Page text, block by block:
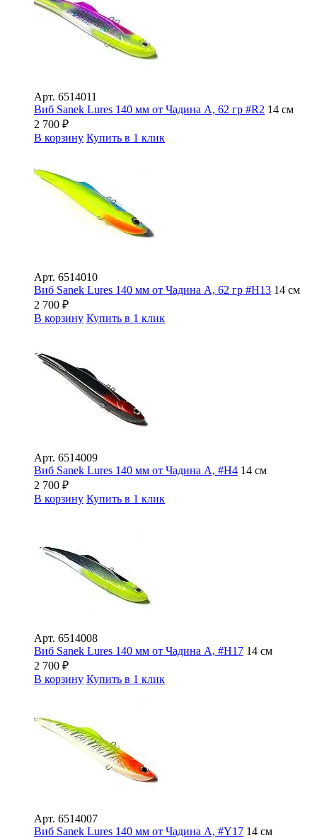
Арт. 6514011
Виб Sanek Lures 140 мм от Чадина А, 62 гр #R2 14 см
2 700 ₽
В корзину Купить в 1 клик
Арт. 6514010
Виб Sanek Lures 140 мм от Чадина А, 62 гр #Н13 14 см
2 700 ₽
В корзину Купить в 1 клик
Арт. 6514009
Виб Sanek Lures 140 мм от Чадина А, #Н4 14 см
2 700 ₽
В корзину Купить в 1 клик
Арт. 6514008
Виб Sanek Lures 140 мм от Чадина А, #Н17 14 см
2 700 ₽
В корзину Купить в 1 клик
Арт. 6514007
Виб Sanek Lures 140 мм от Чадина А, #Y17 14 см